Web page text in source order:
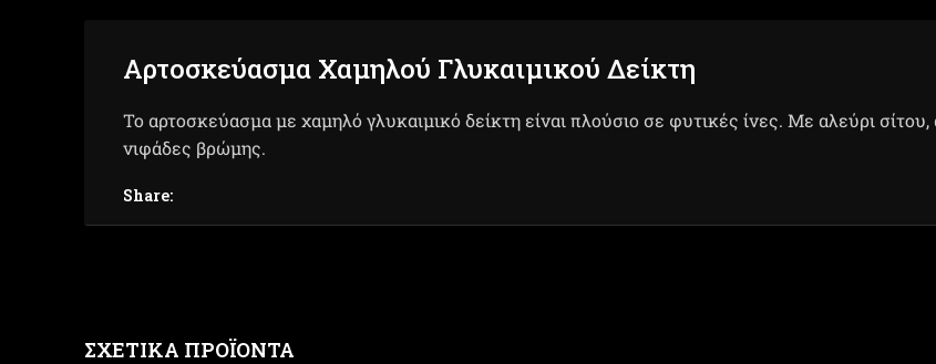
Αρτοσκεύασμα Χαμηλού Γλυκαιμικού Δείκτη
Το αρτοσκεύασμα με χαμηλό γλυκαιμικό δείκτη είναι πλούσιο σε φυτικές ίνες. Με αλεύρι
νιφάδες βρώμης.
Share:
ΣΧΕΤΙΚΆ ΠΡΟΪΌΝΤΑ